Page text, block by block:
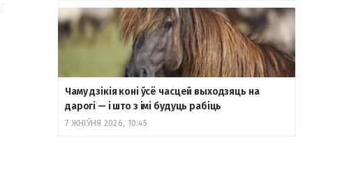
Чаму дзікія коні ўсё часцей выходзяць на
дарогі — і што з імі будуць рабіць
7 ЖНІЎНЯ 2026, 10:45